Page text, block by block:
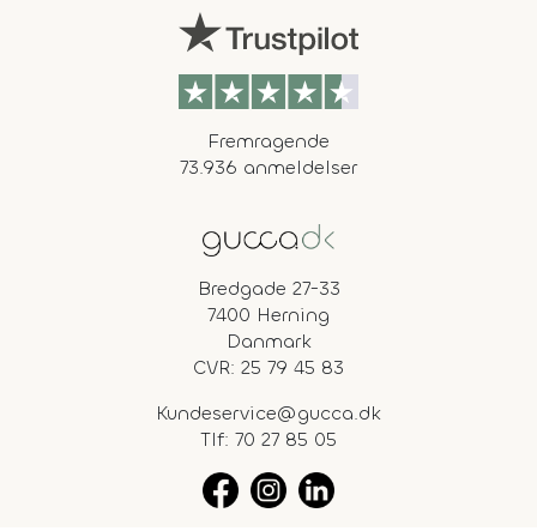
Fremragende
73.936 anmeldelser
Bredgade 27-33
7400 Herning
Danmark
CVR: 25 79 45 83
Kundeservice@gucca.dk
Tlf: 70 27 85 05